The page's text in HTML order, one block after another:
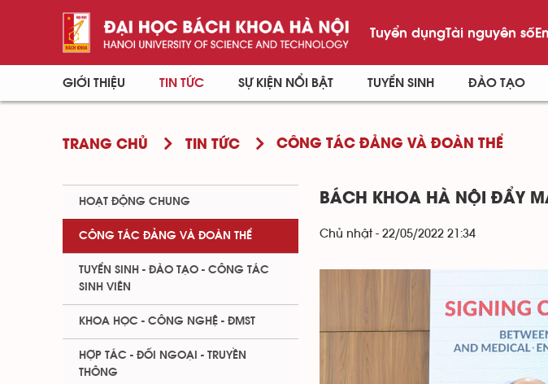
Tuyển dụngTài nguyên số
GIỚI THIỆU TIN TỨC SỰ KIỆN NỔI BẬT TUYỂN SINH ĐÀO TẠO
TRANG CHỦ TIN TỨC CÔNG TÁC ĐẢNG VÀ ĐOÀN THỂ
BÁCH KHOA HÀ NỘI ĐẨY
Chủ nhật - 22/05/2022 21:34
HOẠT ĐỘNG CHUNG
CÔNG TÁC ĐẢNG VÀ ĐOÀN THỂ
TUYỂN SINH - ĐÀO TẠO - CÔNG TÁC
SINH VIÊN
KHOA HỌC - CÔNG NGHỆ - ĐMST
HỢP TÁC - ĐỐI NGOẠI - TRUYỀN
THÔNG